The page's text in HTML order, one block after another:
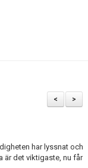
>
<
har lyssnat och
är det viktigaste, nu får